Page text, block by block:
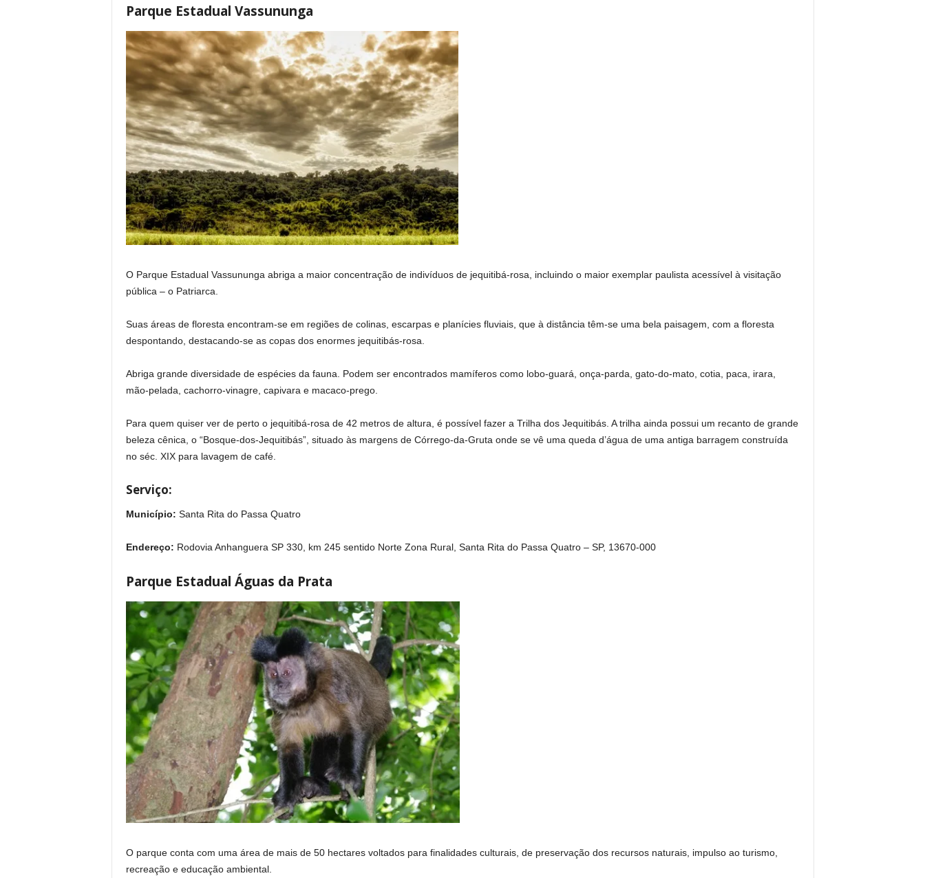
Parque Estadual Vassununga
O Parque Estadual Vassununga abriga a maior concentração de indivíduos de jequitibá-rosa, incluindo o maior exemplar paulista acessível à visitação
pública – o Patriarca.
Suas áreas de floresta encontram-se em regiões de colinas, escarpas e planícies fluviais, que à distância têm-se uma bela paisagem, com a floresta
despontando, destacando-se as copas dos enormes jequitibás-rosa.
Abriga grande diversidade de espécies da fauna. Podem ser encontrados mamíferos como lobo-guará, onça-parda, gato-do-mato, cotia, paca, irara,
mão-pelada, cachorro-vinagre, capivara e macaco-prego.
Para quem quiser ver de perto o jequitibá-rosa de 42 metros de altura, é possível fazer a Trilha dos Jequitibás. A trilha ainda possui um recanto de grande
beleza cênica, o “Bosque-dos-Jequitibás”, situado às margens de Córrego-da-Gruta onde se vê uma queda d’água de uma antiga barragem construída
no séc. XIX para lavagem de café.
Serviço:
Município: Santa Rita do Passa Quatro
Endereço: Rodovia Anhanguera SP 330, km 245 sentido Norte Zona Rural, Santa Rita do Passa Quatro – SP, 13670-000
Parque Estadual Águas da Prata
O parque conta com uma área de mais de 50 hectares voltados para finalidades culturais, de preservação dos recursos naturais, impulso ao turismo,
recreação e educação ambiental.